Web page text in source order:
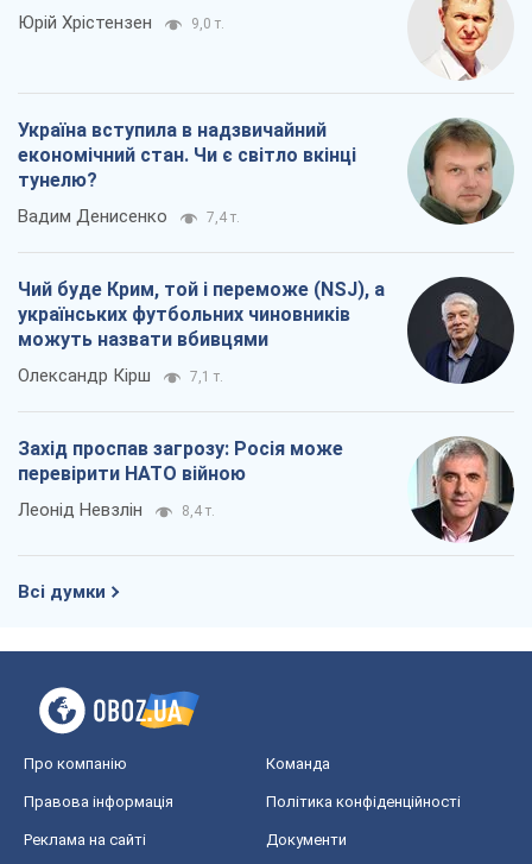
Юрій Хрістензен 9,0 т.
Україна вступила в надзвичайний
економічний стан. Чи є світло вкінці
тунелю?
Вадим Денисенко 7,4 т.
Чий буде Крим, той і переможе (NSJ), а
українських футбольних чиновників
можуть назвати вбивцями
Олександр Кірш 7,1 т.
Захід проспав загрозу: Росія може
перевірити НАТО війною
Леонід Невзлін 8,4 т.
Всі думки
Про компанію Команда
Правова інформація Політика конфіденційності
Реклама на сайті Документи